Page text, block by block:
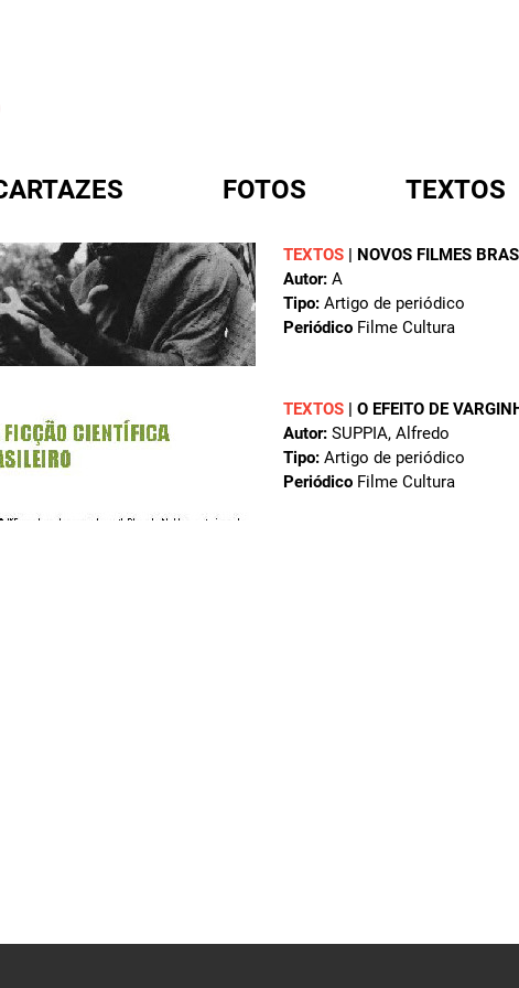
FOTOS TEXTOS
TEXTOS | NOVOS FILMES
Autor: A
Tipo: Artigo de periódico
Periódico Filme Cultura
TEXTOS | O EFEITO DE
Autor: SUPPIA, Alfredo
Tipo: Artigo de periódico
Periódico Filme Cultura
BUSCA